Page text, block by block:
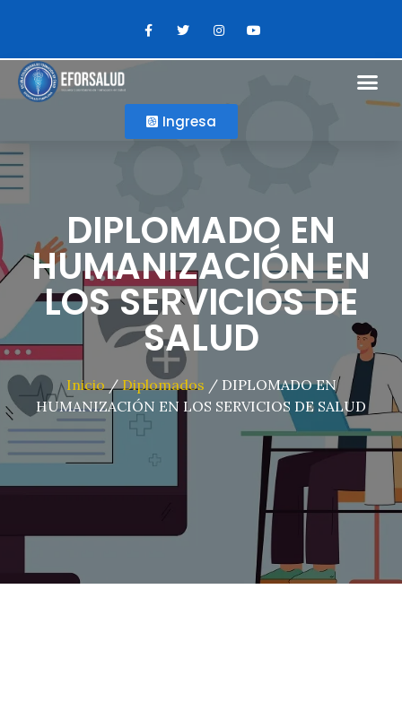
Ingresa
DIPLOMADO EN
HUMANIZACIÓN EN
LOS SERVICIOS DE
SALUD
Inicio/Diplomados / DIPLOMADO EN
HUMANIZACIÓN EN LOS SERVICIOS DE SALUD